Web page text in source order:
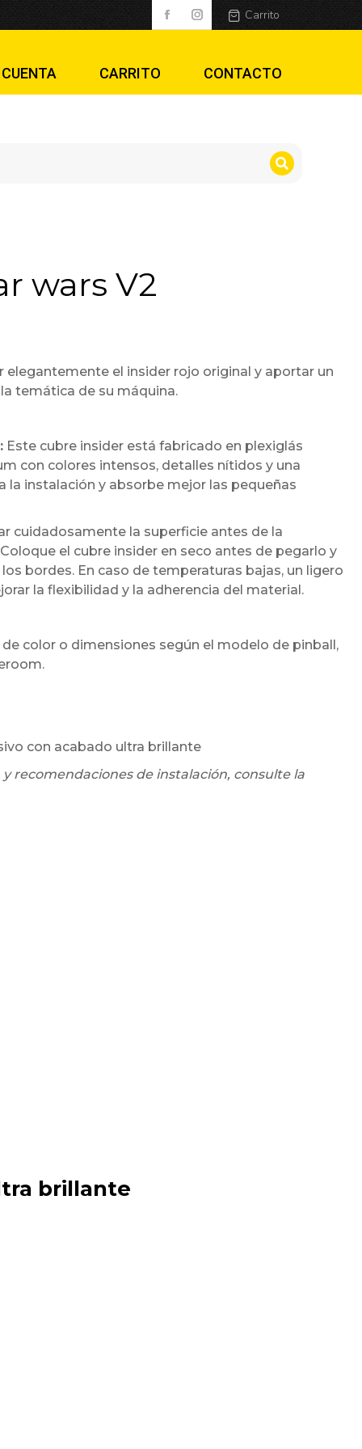
Carrito
CARRITO CONTACTO
wars V2
el insider rojo original y aportar un
temática de su máquina.
Este cubre insider está fabricado en plexiglás
con colores intensos, detalles nítidos y una
la instalación y absorbe mejor las pequeñas
cuidadosamente la superficie antes de la
el cubre insider en seco antes de pegarlo y
bordes. En caso de temperaturas bajas, un ligero
la flexibilidad y la adherencia del material.
color o dimensiones según el modelo de pinball,
con acabado ultra brillante
recomendaciones de instalación, consulte la
brillante